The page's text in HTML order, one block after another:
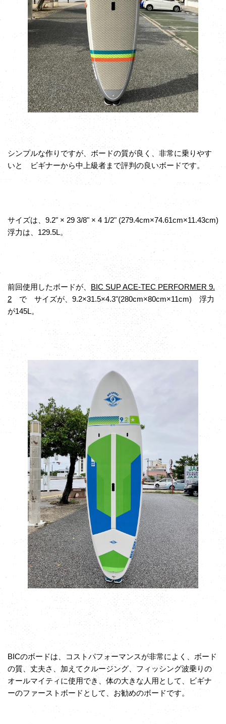
シンプルな作りですが、ボードの質が良く、非常に乗りやす
いと ビギナーから中上級者まで評判の良いボードです。
サイズは、9.2" × 29 3/8" × 4 1/2" (279.4cm×74.61cm×11.43cm)
浮力は、129.5L。
前回使用したボードが、BIC SUP ACE-TEC PERFORMER 9.
2 で サイズが、9.2×31.5×4.3"(280cm×80cm×11cm) 浮力
が145L。
BICのボードは、コストパフォーマンスが非常によく、ボード
の質、丈夫さ、加えてクルージング、フィッシング波乗りの
オールマイティに使用でき、体の大きな人用として、ビギナ
ーのファーストボードとして、お勧めのボードです。